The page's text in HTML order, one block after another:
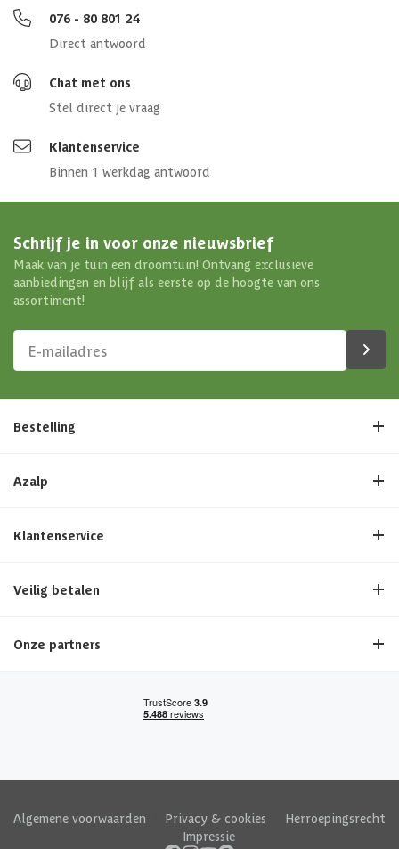
076 - 80 801 24
Direct antwoord
Chat met ons
Stel direct je vraag
Klantenservice
Binnen 1 werkdag antwoord
Schrijf je in voor onze nieuwsbrief
Maak van je tuin een droomtuin! Ontvang exclusieve
aanbiedingen en blijf als eerste op de hoogte van ons
assortiment!
Bestelling
Azalp
Klantenservice
Veilig betalen
Onze partners
Algemene voorwaarden Privacy & cookies
Herroepingsrecht
Impressie